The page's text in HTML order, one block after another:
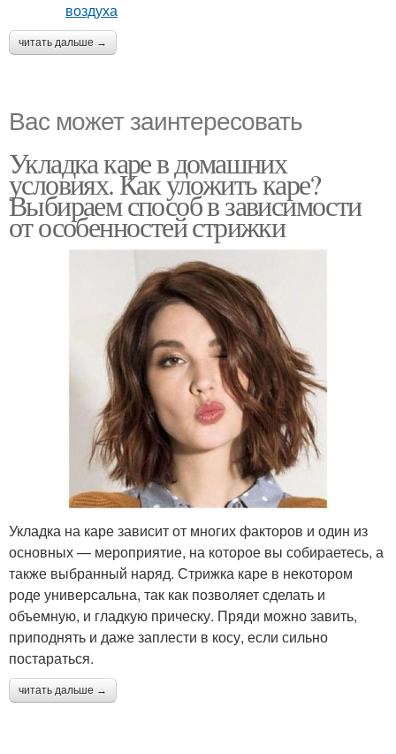
читать дальше →
Вас может заинтересовать
Укладка каре в домашних
условиях. Как уложить каре?
Выбираем способ в зависимости
от особенностей стрижки
Укладка на каре зависит от многих факторов и один из
основных — мероприятие, на которое вы собираетесь, а
также выбранный наряд. Стрижка каре в некотором
роде универсальна, так как позволяет сделать и
объемную, и гладкую прическу. Пряди можно завить,
приподнять и даже заплести в косу, если сильно
постараться.
читать дальше →